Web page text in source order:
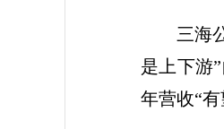
三海
是上下游
年营收“有